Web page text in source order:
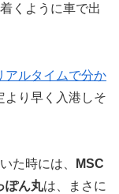
くように車で出
アルタイムで分か
より早く入港しそ
た時には、
MSC
ぽん丸は、まさに